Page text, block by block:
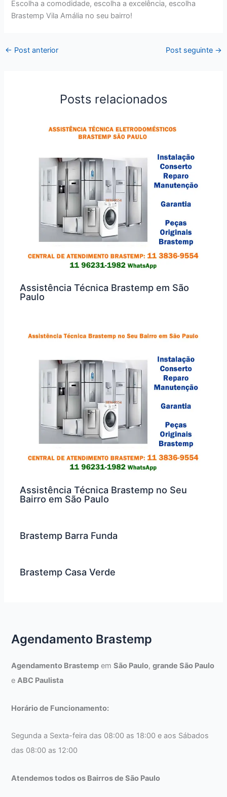
Escolha a comodidade, escolha a excelência, escolha
Brastemp Vila Amália no seu bairro!
← Post anterior Post seguinte →
Posts relacionados
Assistência Técnica Brastemp em São
Paulo
Assistência Técnica Brastemp no Seu
Bairro em São Paulo
Brastemp Barra Funda
Brastemp Casa Verde
Agendamento Brastemp
Agendamento Brastemp emSão Paulo,grande São Paulo
eABC Paulista
Horário de Funcionamento:
Segunda a Sexta-feira das 08:00 as 18:00 e aos Sábados
das 08:00 as 12:00
Atendemos todos os Bairros de São Paulo